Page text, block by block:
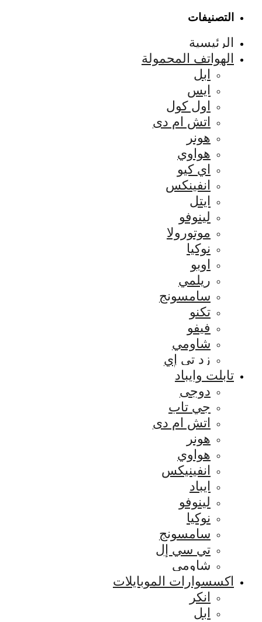
التصنيفات
الرئيسية
الهواتف المحمولة
ابل
ايس
اول كول
اتش ام دى
هونر
هواوي
اي كيو
انفينكس
ايتل
لينوفو
موتورولا
نوكيا
اوبو
ريلمي
سامسونج
تكنو
فيفو
شاومي
زد تي إي
تابلت وايباد
دوجى
جي تاب
اتش ام دى
هونر
هواوي
انفينيكس
ايباد
لينوفو
نوكيا
سامسونج
تي سي إل
شاومي
اكسسوارات الموبايلات
انكر
ابل